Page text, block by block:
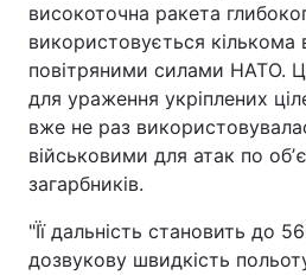
високоточна ракета
використовується кількома
повітряними силами НАТО.
для ураження укріплених
вже не раз
військовими для атак по
загарбників.
"Її дальність становить до
дозвукову швидкість